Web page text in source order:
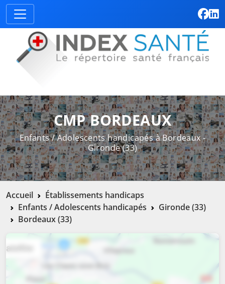
CMP BORDEAUX
Enfants / Adolescents handicapés à Bordeaux -
Gironde (33)
Accueil
Établissements handicaps
Enfants / Adolescents handicapés
Gironde (33)
Bordeaux (33)